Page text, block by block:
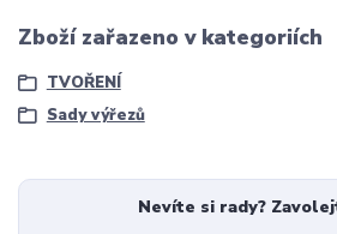
Zboží zařazeno v kategoriích
TVOŘENÍ
Sady výřezů
Nevíte si rady?